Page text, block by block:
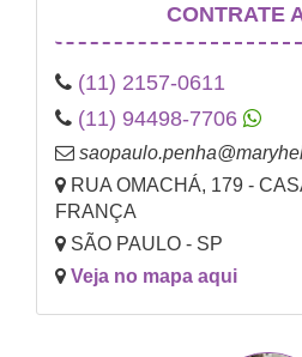
CONTRATE
(11) 2157-0611
(11) 94498-7706
RUA OMACHÁ, 179 -
FRANÇA
SÃO PAULO - SP
Veja no mapa aqui